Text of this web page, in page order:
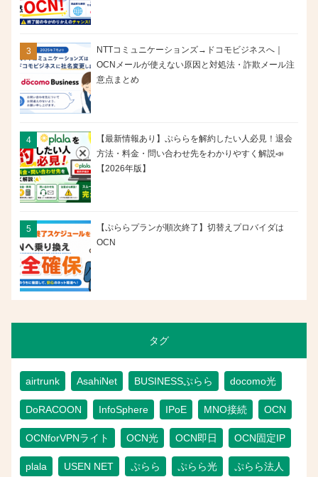
NTTコミュニケーションズ→ドコモビジネスへ｜
OCNメールが使えない原因と対処法・詐欺メール注
意点まとめ
【最新情報あり】ぷららを解約したい人必見！退会
方法・料金・問い合わせ先をわかりやすく解説📣
【2026年版】
【ぷららプランが順次終了】切替えプロバイダは
OCN
タグ
airtrunk AsahiNet BUSINESSぷらら docomo光
DoRACOON InfoSphere IPoE MNO接続 OCN
OCNforVPNライト OCN光 OCN即日 OCN固定IP
plala USEN NET ぷらら ぷらら光 ぷらら法人